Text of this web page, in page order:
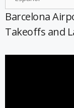
Barcelona
Takeoffs and